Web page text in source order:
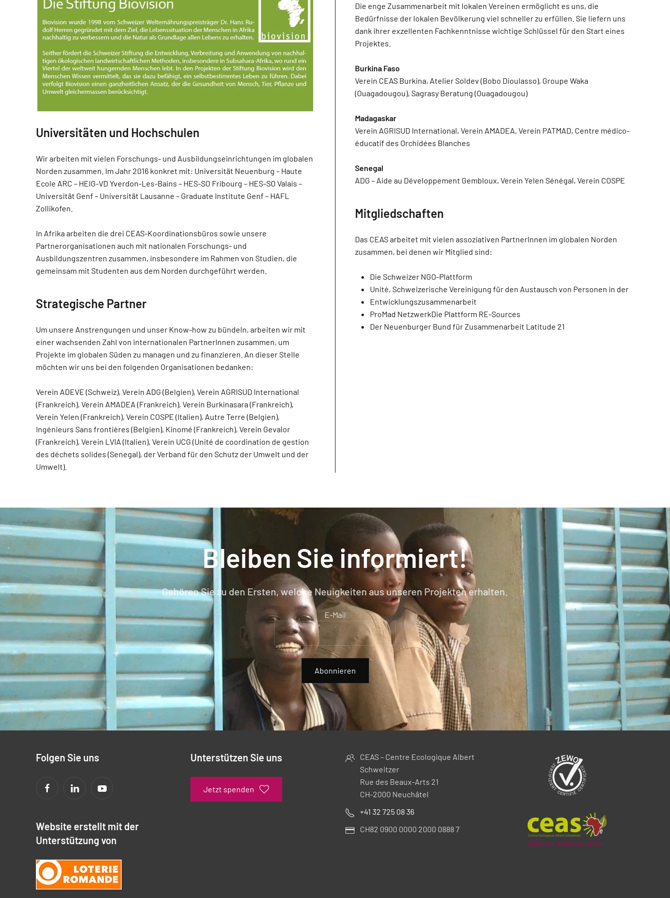
Universitäten und Hochschulen
Wir arbeiten mit vielen Forschungs- und Ausbildungseinrichtungen im globalen
Norden zusammen. Im Jahr 2016 konkret mit: Universität Neuenburg – Haute
Ecole ARC – HEIG-VD Yverdon-Les-Bains – HES-SO Fribourg – HES-SO Valais –
Universität Genf – Universität Lausanne – Graduate Institute Genf – HAFL
Zollikofen.
In Afrika arbeiten die drei CEAS-Koordinationsbüros sowie unsere
Partnerorganisationen auch mit nationalen Forschungs- und
Ausbildungszentren zusammen, insbesondere im Rahmen von Studien, die
gemeinsam mit Studenten aus dem Norden durchgeführt werden.
Strategische Partner
Um unsere Anstrengungen und unser Know-how zu bündeln, arbeiten wir mit
einer wachsenden Zahl von internationalen PartnerInnen zusammen, um
Projekte im globalen Süden zu managen und zu finanzieren. An dieser Stelle
möchten wir uns bei den folgenden Organisationen bedanken:
Verein ADEVE (Schweiz), Verein ADG (Belgien), Verein AGRISUD International
(Frankreich), Verein AMADEA (Frankreich), Verein Burkinasara (Frankreich),
Verein Yelen (Frankreich), Verein COSPE (Italien), Autre Terre (Belgien),
Ingénieurs Sans frontières (Belgien), Kinomé (Frankreich), Verein Gevalor
(Frankreich), Verein LVIA (Italien), Verein UCG (Unité de coordination de gestion
des déchets solides (Senegal), der Verband für den Schutz der Umwelt und der
Umwelt).
Die enge Zusammenarbeit mit lokalen Vereinen ermöglicht es uns, die
Bedürfnisse der lokalen Bevölkerung viel schneller zu erfüllen. Sie liefern uns
dank ihrer exzellenten Fachkenntnisse wichtige Schlüssel für den Start eines
Projektes.
Burkina Faso
Verein CEAS Burkina, Atelier Soldev (Bobo Dioulasso), Groupe Waka
(Ouagadougou), Sagrasy Beratung (Ouagadougou)
Madagaskar
Verein AGRISUD International, Verein AMADEA, Verein PATMAD, Centre médico-
éducatif des Orchidées Blanches
Senegal
ADG – Aide au Développement Gembloux, Verein Yelen Sénégal, Verein COSPE
Mitgliedschaften
Das CEAS arbeitet mit vielen assoziativen PartnerInnen im globalen Norden
zusammen, bei denen wir Mitglied sind:
Die Schweizer NGO-Plattform
Unité, Schweizerische Vereinigung für den Austausch von Personen in der
Entwicklungszusammenarbeit
ProMad NetzwerkDie Plattform RE-Sources
Der Neuenburger Bund für Zusammenarbeit Latitude 21
Bleiben Sie informiert!
Gehören Sie zu den Ersten, welche Neuigkeiten aus unseren Projekten erhalten.
E-Mail
Abonnieren
Folgen Sie uns
Website erstellt mit der
Unterstützung von
Unterstützen Sie uns
Jetzt spenden
CEAS – Centre Ecologique Albert
Schweitzer
Rue des Beaux-Arts 21
CH-2000 Neuchâtel
+41 32 725 08 36
CH82 0900 0000 2000 0888 7